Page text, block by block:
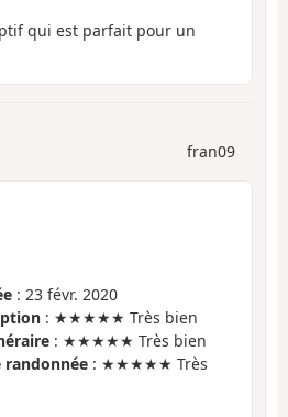
qui est parfait pour un
fran09
: 23 févr. 2020
: ★★★★★ Très bien
: ★★★★★ Très bien
: ★★★★★ Très